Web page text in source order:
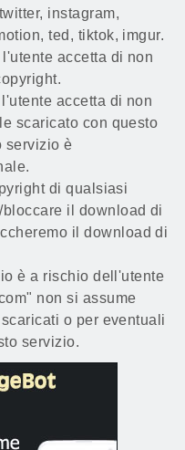
instagram,
ted, tiktok, imgur.
accetta di non
accetta di non
scaricato con questo
servizio è
di qualsiasi
il download di
il download di
è a rischio dell'utente
non si assume
o per eventuali
servizio.